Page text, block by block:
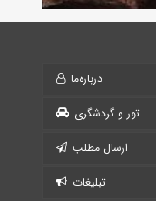
درباره‌ما
تور و گردشگری
ارسال مطلب
تبلیغات